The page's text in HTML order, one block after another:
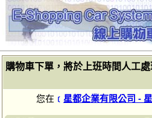
購物車下單，將於上班時間人工
您在 ﹝ 星都企業有限公司 -